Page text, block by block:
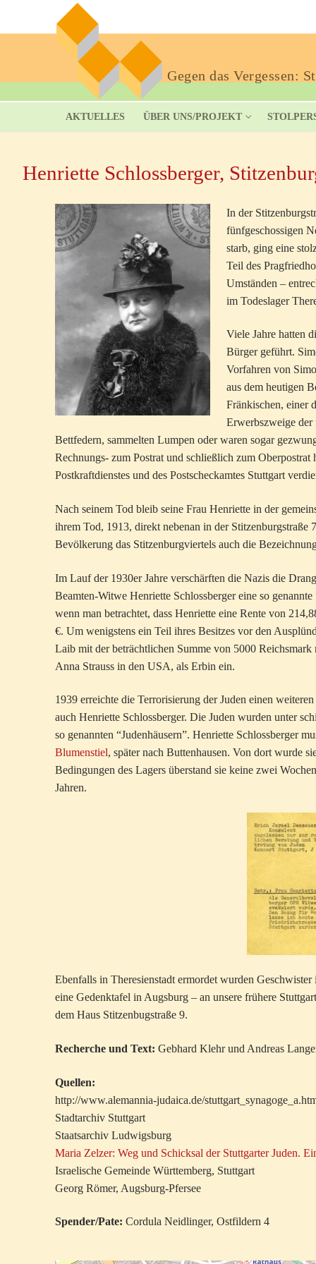
Gegen das Vergessen:
AKTUELLES ÜBER UNS/PROJEKT
Henriette Schlossberger,
In der
fünfgeschossigen
starb, ging eine
Teil des
Umständen –
im Todeslager
Viele Jahre hatten
Bürger geführt.
Vorfahren von
aus dem heutigen
Fränkischen, einer
Erwerbszweige der
Bettfedern, sammelten Lumpen oder waren sogar
Rechnungs- zum Postrat und schließlich zum
Postkraftdienstes und des Postscheckamtes Stuttgart
Nach seinem Tod bleib seine Frau Henriette in der
ihrem Tod, 1913, direkt nebenan in der
Bevölkerung das Stitzenburgviertels auch die
Im Lauf der 1930er Jahre verschärften die Nazis die
Beamten-Witwe Henriette Schlossberger eine so
wenn man betrachtet, dass Henriette eine Rente von
€. Um wenigstens ein Teil ihres Besitzes vor den
Laib mit der beträchtlichen Summe von 5000 Reichsmark
Anna Strauss in den USA, als Erbin ein.
1939 erreichte die Terrorisierung der Juden einen
auch Henriette Schlossberger. Die Juden wurden unter
so genannten “Judenhäusern”. Henriette Schlossberger
Blumenstiel, später nach Buttenhausen. Von dort wurde
Bedingungen des Lagers überstand sie keine zwei
Jahren.
Ebenfalls in Theresienstadt ermordet wurden
eine Gedenktafel in Augsburg – an unsere frühere
dem Haus Stitzenbugstraße 9.
Recherche und Text: Gebhard Klehr und Andreas
Quellen:
http://www.alemannia-judaica.de/
Stadtarchiv Stuttgart
Staatsarchiv Ludwigsburg
Maria Zelzer: Weg und Schicksal der Stuttgarter Juden.
Israelische Gemeinde Württemberg, Stuttgart
Georg Römer, Augsburg-Pfersee
Spender/Pate: Cordula Neidlinger, Ostfildern 4